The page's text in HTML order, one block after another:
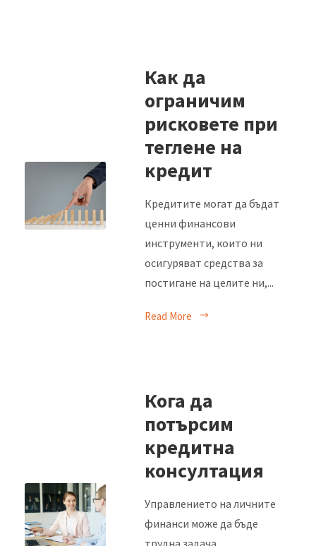
Как да
ограничим
рисковете при
теглене на
кредит
Кредитите могат да бъдат
ценни финансови
инструменти, които ни
осигуряват средства за
постигане на целите ни,...
Read More
Кога да
потърсим
кредитна
консултация
Управлението на личните
финанси може да бъде
трудна задача.